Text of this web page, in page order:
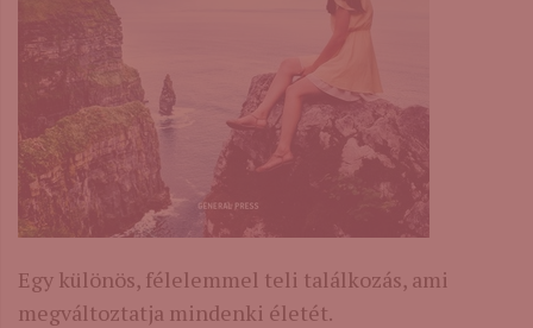
Egy különös, félelemmel teli találkozás, ami
megváltoztatja mindenki életét.